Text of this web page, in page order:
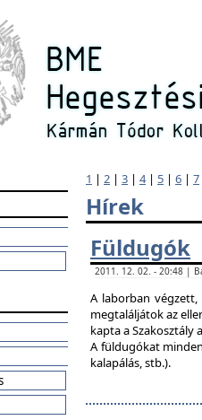
1 | 2 | 3 | 4| 5 | 6 | 7
Hírek
Füldugók
2011. 12. 02. - 20:48 |
A laborban
megtaláljátok az
kapta a Szakosztály
A füldugókat
kalapálás, stb.).